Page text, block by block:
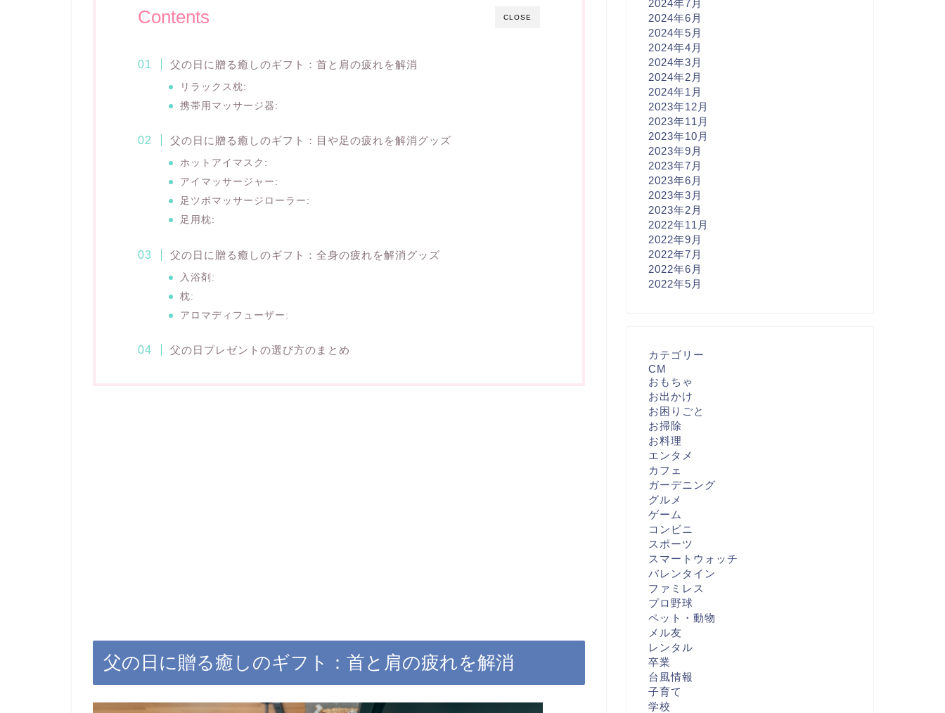
CLOSE
Contents
父の日に贈る癒しのギフト：首と肩の疲れを解消
リラックス枕:
携帯用マッサージ器:
父の日に贈る癒しのギフト：目や足の疲れを解消グッズ
ホットアイマスク:
アイマッサージャー:
足ツボマッサージローラー:
足用枕:
父の日に贈る癒しのギフト：全身の疲れを解消グッズ
入浴剤:
枕:
アロマディフューザー:
父の日プレゼントの選び方のまとめ
父の日に贈る癒しのギフト：首と肩の疲れを解消
2024年7月
2024年6月
2024年5月
2024年4月
2024年3月
2024年2月
2024年1月
2023年12月
2023年11月
2023年10月
2023年9月
2023年7月
2023年6月
2023年3月
2023年2月
2022年11月
2022年9月
2022年7月
2022年6月
2022年5月
カテゴリー
CM
おもちゃ
お出かけ
お困りごと
お掃除
お料理
エンタメ
カフェ
ガーデニング
グルメ
ゲーム
コンビニ
スポーツ
スマートウォッチ
バレンタイン
ファミレス
プロ野球
ペット・動物
メル友
レンタル
卒業
台風情報
子育て
学校